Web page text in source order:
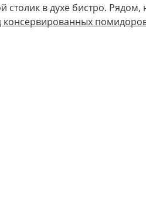
столик в духе бистро.
консервированных